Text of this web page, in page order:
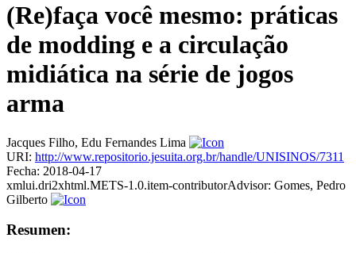
(Re)faça você mesmo: práticas
de modding e a circulação
midiática na série de jogos
arma
Jacques Filho, Edu Fernandes Lima
URI: http://www.repositorio.jesuita.org.br/handle/UNISINOS/7311
Fecha: 2018-04-17
xmlui.dri2xhtml.METS-1.0.item-contributorAdvisor: Gomes, Pedro
Gilberto
Resumen: